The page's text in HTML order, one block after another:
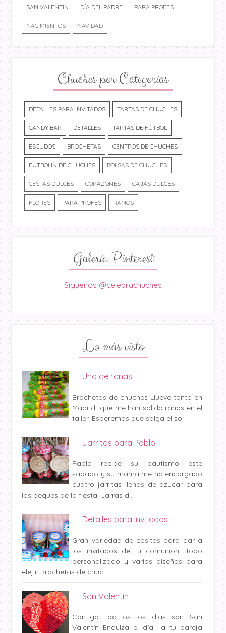
SAN VALENTÍN DÍA DEL PADRE PARA PROFES
NACIMIENTOS NAVIDAD
Chuches por Categorías
DETALLES PARA INVITADOS TARTAS DE CHUCHES
CANDY BAR DETALLES TARTAS DE FÚTBOL
ESCUDOS BROCHETAS CENTROS DE CHUCHES
FUTBOLÍN DE CHUCHES BOLSAS DE CHUCHES
CESTAS DULCES CORAZONES CAJAS DULCES
FLORES PARA PROFES RAMOS
Galería Pinterest
Síguenos @celebrachuches
Lo más visto
Una de ranas
Brochetas de chuches Llueve tanto en
Madrid que me han salido ranas en el
taller. Esperemos que salga el sol
Jarritas para Pablo
Pablo recibe su bautismo este
sábado y su mamá me ha encargado
cuatro jarritas llenas de azucar para
los peques de la fiesta. Jarras d...
Detalles para invitados
Gran variedad de cositas para dar a
los invitados de tu comunión. Todo
personalizado y varios diseños para
elejir. Brochetas de chuc...
San Valentín
Contigo tod os los días son San
Valentín Endulza el día a tu pareja